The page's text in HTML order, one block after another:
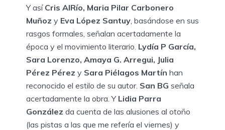
Y así Cris AlRío, Maria Pilar Carbonero
Muñoz y Eva López Santuy , basándose en sus
rasgos formales, señalan acertadamente la
época y el movimiento literario. Lydía P García,
Sara Lorenzo, Amaya G. Arregui, Julia
Pérez Pérez y Sara Piélagos Martín han
reconocido el estilo de su autor. San BG señala
acertadamente la obra. Y Lidia Parra
González da cuenta de las alusiones al otoño
(las pistas a las que me refería el viernes) y